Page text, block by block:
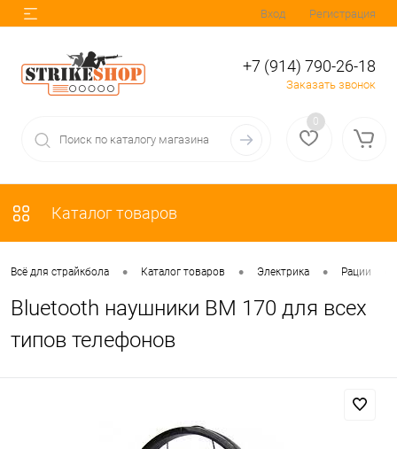
Вход Регистрация
+7 (914) 790-26-18
Заказать звонок
0
Каталог товаров
Всё для страйкбола • Каталог товаров • Электрика • Рации
Bluetooth наушники BM 170 для всех
типов телефонов